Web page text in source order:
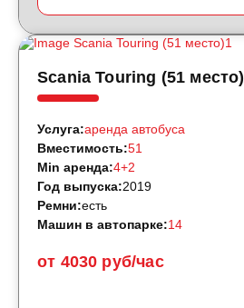
Scania Touring (51 место)
от 4030 руб/час
Услуга:аренда автобуса
Вместимость:51
Min аренда:4+2
Год выпуска:2019
Ремни:есть
Машин в автопарке:14